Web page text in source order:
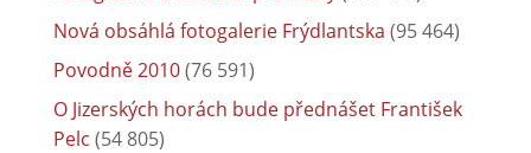
Nová obsáhlá fotogalerie Frýdlantska (95 464)
Povodně 2010(76 591)
O Jizerských horách bude přednášet František
Pelc (54 805)